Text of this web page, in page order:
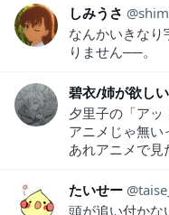
しみうさ
なんかいきな
りません──。
夕里子の「ア
アニメじゃ無い
あれアニメで
たいせー
頭が追い付かな